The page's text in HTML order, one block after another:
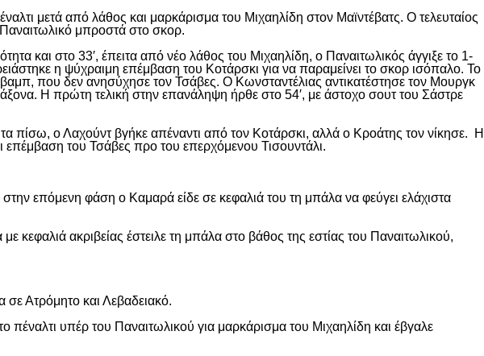
μετά από λάθος και μαρκάρισμα του Μιχαηλίδη στον Μαϊντέβατς. Ο τελευταίος
Παναιτωλικό μπροστά στο σκορ.
και στο 33′, έπειτα από νέο λάθος του Μιχαηλίδη, ο Παναιτωλικός άγγιξε το 1-
η ψύχραιμη επέμβαση του Κοτάρσκι για να παραμείνει το σκορ ισόπαλο. Το
που δεν ανησύχησε τον Τσάβες. Ο Κωνσταντέλιας αντικατέστησε τον Μουργκ
Η πρώτη τελική στην επανάληψη ήρθε στο 54′, με άστοχο σουτ του Σάστρε
πίσω, ο Λαχούντ βγήκε απέναντι από τον Κοτάρσκι, αλλά ο Κροάτης τον νίκησε. Η
επέμβαση του Τσάβες προ του επερχόμενου Τισουντάλι.
επόμενη φάση ο Καμαρά είδε σε κεφαλιά του τη μπάλα να φεύγει ελάχιστα
ακριβείας έστειλε τη μπάλα στο βάθος της εστίας του Παναιτωλικού,
σε Ατρόμητο και Λεβαδειακό.
υπέρ του Παναιτωλικού για μαρκάρισμα του Μιχαηλίδη και έβγαλε